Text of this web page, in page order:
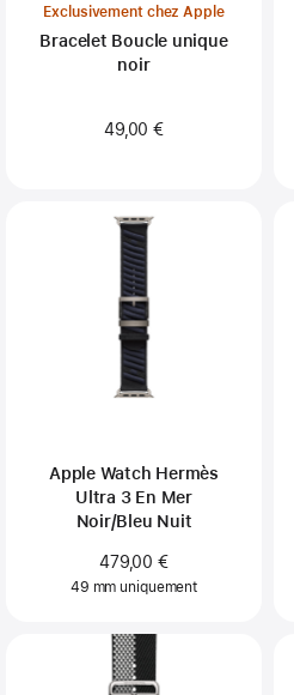
Exclusivement chez Apple
Bracelet Boucle unique
noir
49,00 €
Apple Watch Hermès
Ultra 3 En Mer
Noir/Bleu Nuit
479,00 €
49 mm uniquement